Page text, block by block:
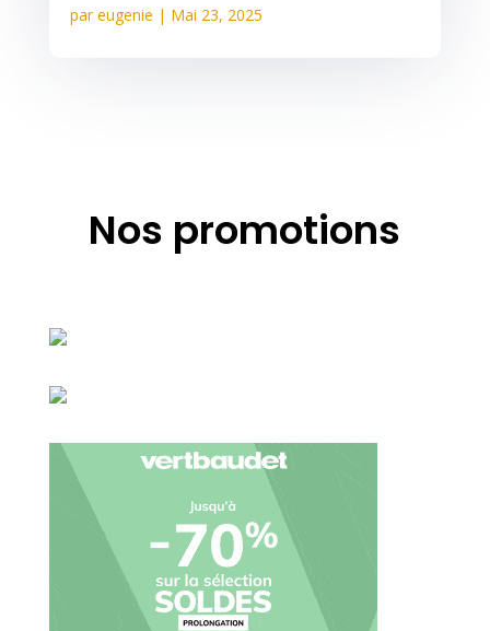
pareugenie | Mai 23, 2025
Nos promotions